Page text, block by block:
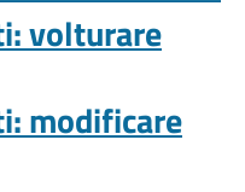
volturare
modificare